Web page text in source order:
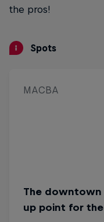
the pros!
Spots
MACBA
The
up point for
This city-
ledge